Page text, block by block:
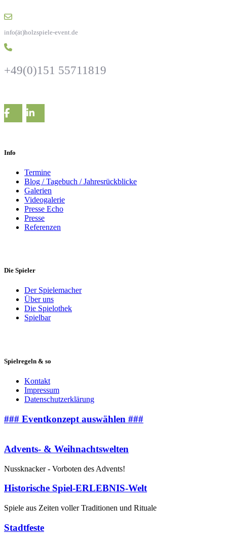
info(ät)holzspiele-event.de
+49(0)151 55711819
Info
Termine
Blog / Tagebuch / Jahresrückblicke
Galerien
Videogalerie
Presse Echo
Presse
Referenzen
Die Spieler
Der Spielemacher
Über uns
Die Spielothek
Spielbar
Spielregeln & so
Kontakt
Impressum
Datenschutzerklärung
### Eventkonzept auswählen ###
Advents- & Weihnachtswelten
Nussknacker - Vorboten des Advents!
Historische Spiel-ERLEBNIS-Welt
Spiele aus Zeiten voller Traditionen und Rituale
Stadtfeste